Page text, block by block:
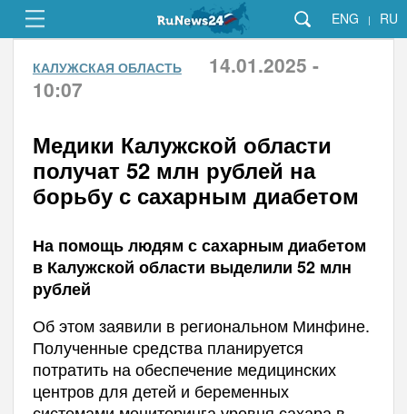
ENG | RU
КАЛУЖСКАЯ ОБЛАСТЬ
14.01.2025 -
10:07
Медики Калужской области
получат 52 млн рублей на
борьбу с сахарным диабетом
На помощь людям с сахарным диабетом
в Калужской области выделили 52 млн
рублей
Об этом заявили в региональном Минфине.
Полученные средства планируется
потратить на обеспечение медицинских
центров для детей и беременных